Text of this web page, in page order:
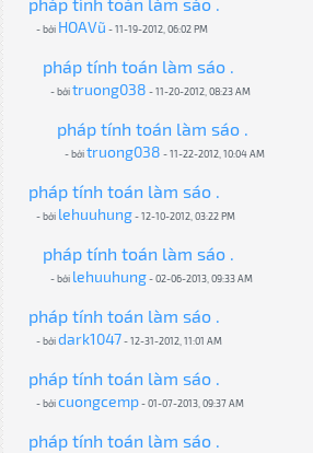
pháp tính toán làm sáo .
- bởi HOAVũ - 11-19-2012, 06:02 PM
pháp tính toán làm sáo .
- bởitruong038 - 11-20-2012, 08:23 AM
pháp tính toán làm sáo .
- bởitruong038 - 11-22-2012, 10:04 AM
pháp tính toán làm sáo .
- bởi lehuuhung- 12-10-2012, 03:22 PM
pháp tính toán làm sáo .
- bởi lehuuhung- 02-06-2013, 09:33 AM
pháp tính toán làm sáo .
- bởidark1047 - 12-31-2012, 11:01 AM
pháp tính toán làm sáo .
- bởicuongcemp- 01-07-2013, 09:37 AM
pháp tính toán làm sáo .